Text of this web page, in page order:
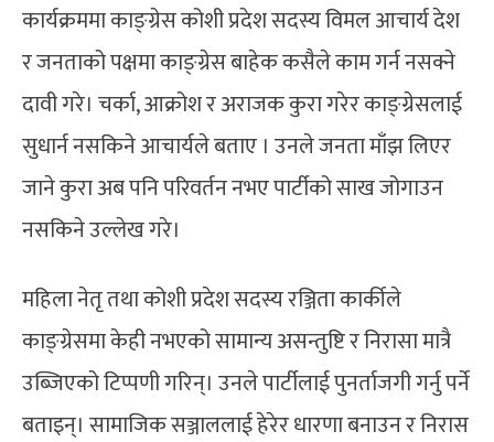
कार्यक्रममा काङ्ग्रेस कोशी प्रदेश सदस्य विमल आचार्य देश
र जनताको पक्षमा काङ्ग्रेस बाहेक कसैले काम गर्न नसक्ने
दावी गरे। चर्का, आक्रोश र अराजक कुरा गरेर काङ्ग्रेसलाई
सुधार्न नसकिने आचार्यले बताए । उनले जनता माँझ लिएर
जाने कुरा अब पनि परिवर्तन नभए पार्टीको साख जोगाउन
नसकिने उल्लेख गरे।
महिला नेतृ तथा कोशी प्रदेश सदस्य रञ्जिता कार्कीले
काङ्ग्रेसमा केही नभएको सामान्य असन्तुष्टि र निरासा मात्रै
उब्जिएको टिप्पणी गरिन्। उनले पार्टीलाई पुनर्ताजगी गर्नु पर्ने
बताइन्। सामाजिक सञ्जाललाई हेरेर धारणा बनाउन र निरास